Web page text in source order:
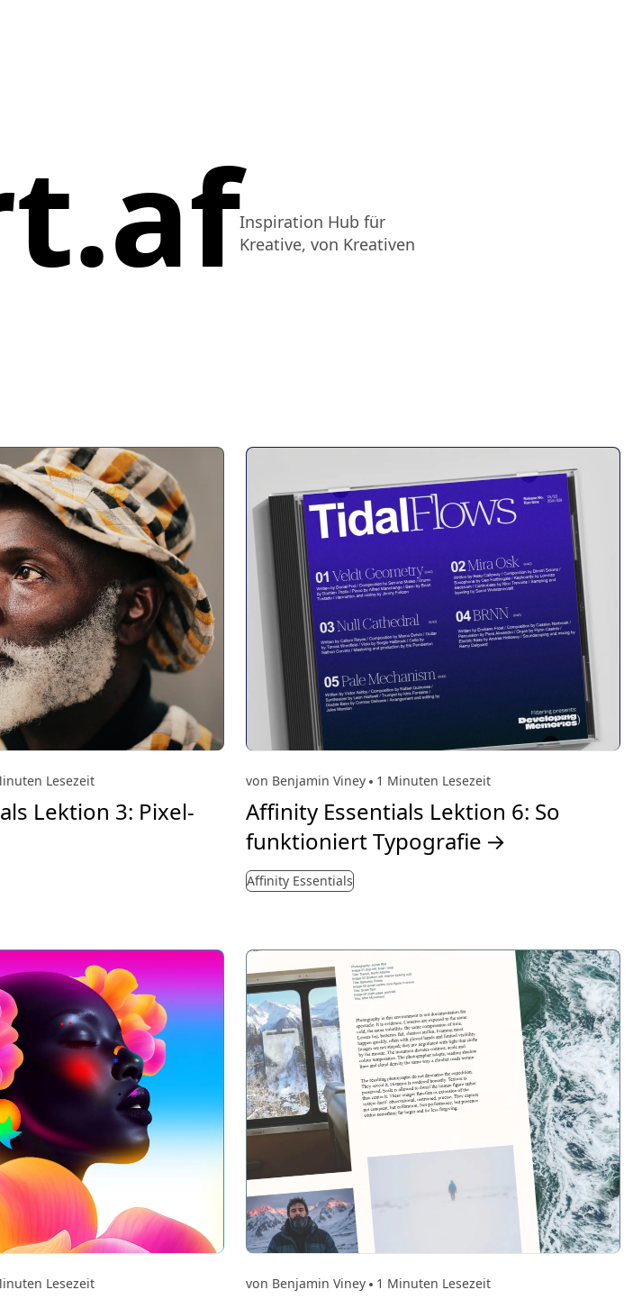
Inspiration Hub für
Kreative, von Kreativen
Lesezeit
Lektion 3: Pixel-
Lesezeit
von Benjamin Viney 1 Minuten Lesezeit
Affinity Essentials Lektion 6: So
funktioniert Typografie →
Affinity Essentials
von Benjamin Viney 1 Minuten Lesezeit